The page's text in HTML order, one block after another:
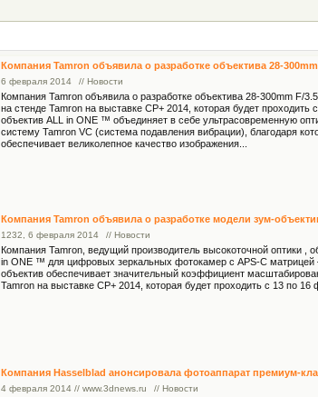
Компания Tamron объявила о разработке объектива 28-300mm
6 февраля 2014 // Новости
Компания Tamron объявила о разработке объектива 28-300mm F/
на стенде Tamron на выставке CP+ 2014, которая будет
объектив ALL in ONE ™ объединяет в себе ультрасовременную
систему Tamron VC (система подавления вибрации), благодаря
обеспечивает великолепное качество изображения...
Компания Tamron объявила о разработке модели зум-
1232 , 6 февраля 2014 // Новости
Компания Tamron, ведущий производитель высокоточной оптики ,
in ONE ™ для цифровых зеркальных фотокамер с APS-C
объектив обеспечивает значительный коэффициент
Tamron на выставке CP+ 2014, которая будет проходить с 13 по 16
Компания Hasselblad анонсировала фотоаппарат премиум-
4 февраля 2014 // www.3dnews.ru // Новости